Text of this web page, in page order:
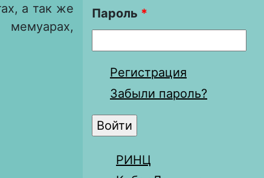
а так же
мемуарах,
Пароль *
Регистрация
Забыли пароль?
РИНЦ